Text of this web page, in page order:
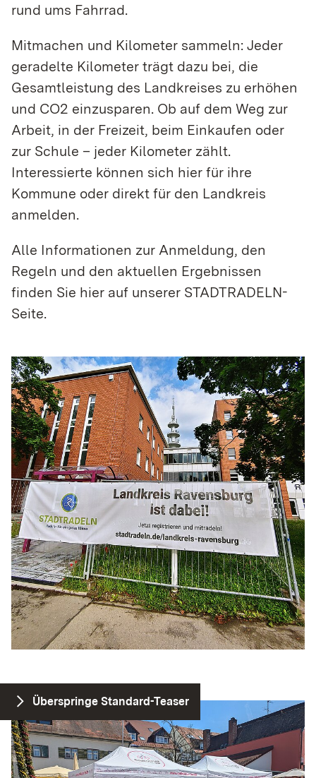
rund ums Fahrrad.
Mitmachen und Kilometer sammeln: Jeder
geradelte Kilometer trägt dazu bei, die
Gesamtleistung des Landkreises zu erhöhen
und CO2 einzusparen. Ob auf dem Weg zur
Arbeit, in der Freizeit, beim Einkaufen oder
zur Schule – jeder Kilometer zählt.
Interessierte können sich hier für ihre
Kommune oder direkt für den Landkreis
anmelden.
Alle Informationen zur Anmeldung, den
Regeln und den aktuellen Ergebnissen
finden Sie hier auf unserer STADTRADELN-
Seite.
Überspringe Standard-Teaser